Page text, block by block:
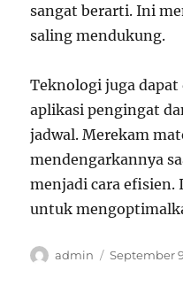
sangat berarti. Ini
saling mendukung.
Teknologi juga
aplikasi pengingat
jadwal. Merekam
mendengarkannya
menjadi cara efisien.
untuk
Author
admin
Posted
September